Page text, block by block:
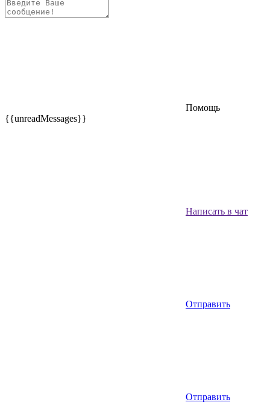
Помощь
{{unreadMessages}}
Написать в чат
Отправить
Отправить